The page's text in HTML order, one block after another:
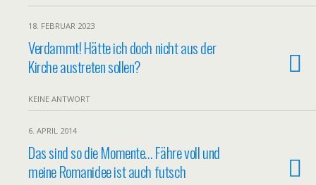
18. FEBRUAR 2023
Verdammt! Hätte ich doch nicht aus der
Kirche austreten sollen?
KEINE ANTWORT
6. APRIL 2014
Das sind so die Momente… Fähre voll und
meine Romanidee ist auch futsch